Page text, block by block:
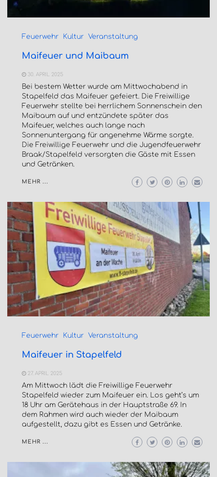
Feuerwehr Kultur Veranstaltung
Maifeuer und Maibaum
30. APRIL 2025
Bei bestem Wetter wurde am Mittwochabend in
Stapelfeld das Maifeuer gefeiert. Die Freiwillige
Feuerwehr stellte bei herrlichem Sonnenschein den
Maibaum auf und entzündete später das
Maifeuer, welches auch lange nach
Sonnenuntergang für angenehme Wärme sorgte.
Die Freiwillige Feuerwehr und die Jugendfeuerwehr
Braak/Stapelfeld versorgten die Gäste mit Essen
und Getränken.
MEHR ...
Feuerwehr Kultur Veranstaltung
Maifeuer in Stapelfeld
27. APRIL 2025
Am Mittwoch lädt die Freiwillige Feuerwehr
Stapelfeld wieder zum Maifeuer ein. Los geht’s um
18 Uhr am Gerätehaus in der Hauptstraße 69. In
dem Rahmen wird auch wieder der Maibaum
aufgestellt, dazu gibt es Essen und Getränke.
MEHR ...